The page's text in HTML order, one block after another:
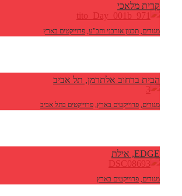
קרית מלאכי
מגורים תכנון אורבני ותב"ע פרוייקטים בארץ
הבית ברחוב אלתרמן, תל אביב
מגורים, פרוייקטים בארץ, פרוייקטים בתל אביב
EDGE, אילת
מגורים, פרוייקטים בארץ